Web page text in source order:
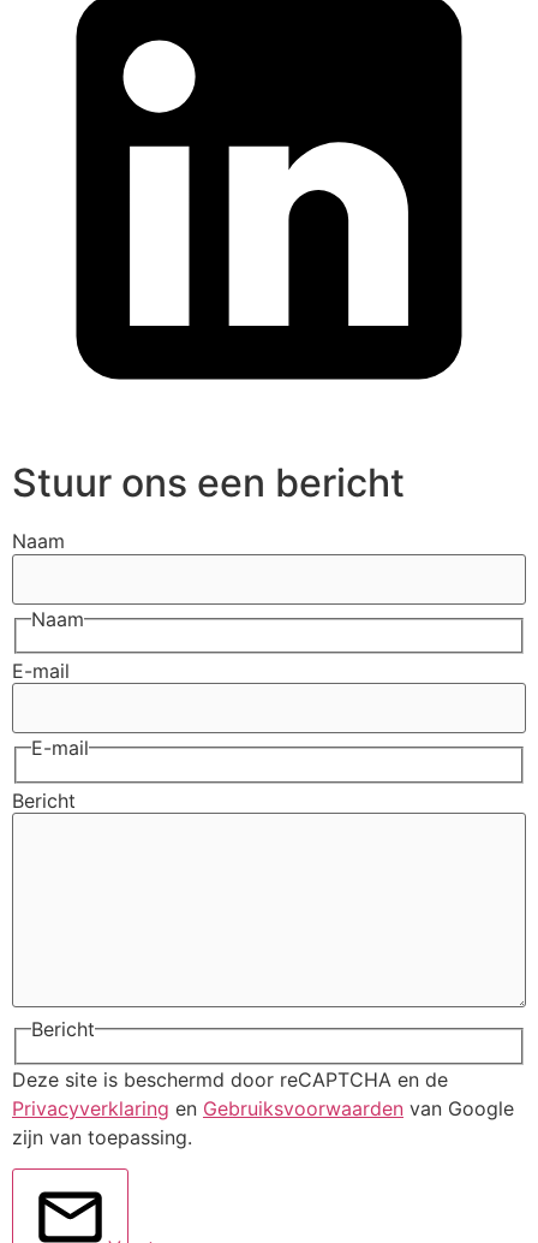
Stuur ons een bericht
Naam
Naam
E-mail
E-mail
Bericht
Bericht
Deze site is beschermd door reCAPTCHA en de
Privacyverklaring en Gebruiksvoorwaarden van Google
zijn van toepassing.